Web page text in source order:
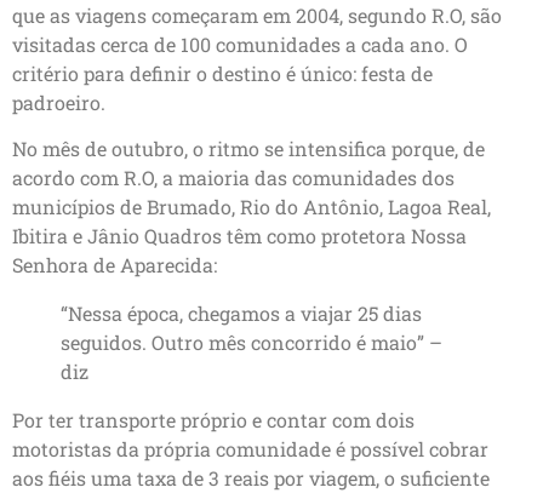
que as viagens começaram em 2004, segundo R.O, são
visitadas cerca de 100 comunidades a cada ano. O
critério para definir o destino é único: festa de
padroeiro.
No mês de outubro, o ritmo se intensifica porque, de
acordo com R.O, a maioria das comunidades dos
municípios de Brumado, Rio do Antônio, Lagoa Real,
Ibitira e Jânio Quadros têm como protetora Nossa
Senhora de Aparecida:
“Nessa época, chegamos a viajar 25 dias
seguidos. Outro mês concorrido é maio” –
diz
Por ter transporte próprio e contar com dois
motoristas da própria comunidade é possível cobrar
aos fiéis uma taxa de 3 reais por viagem, o suficiente